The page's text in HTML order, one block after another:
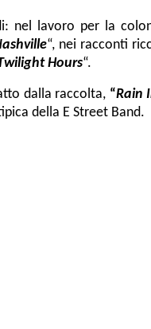
nel lavoro per la
“, nei racconti
Hours“.
dalla raccolta, “Rain
della E Street Band.